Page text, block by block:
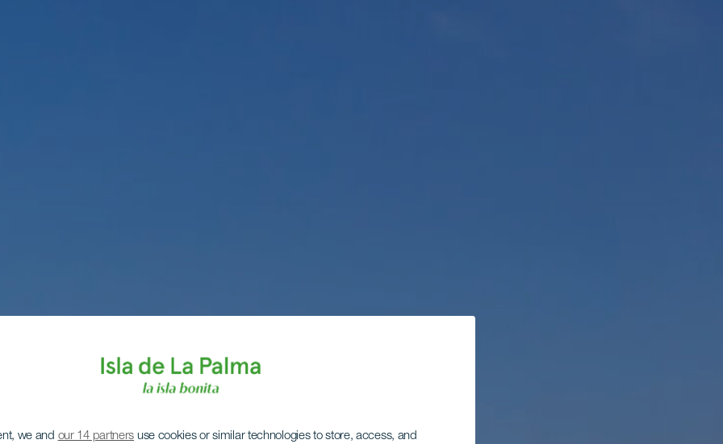
we and our 14 partners use cookies or similar technologies to store, access, and